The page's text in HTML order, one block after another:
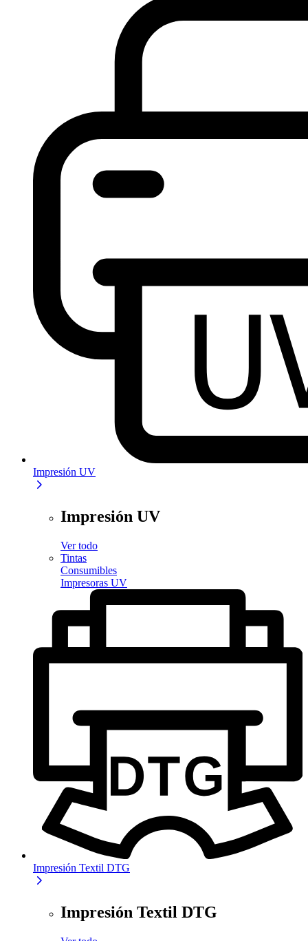
Impresión UV
Impresión UV
Ver todo
Tintas
Consumibles
Impresoras UV
Impresión Textil DTG
Impresión Textil DTG